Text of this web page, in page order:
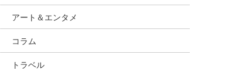
アート＆エンタメ
コラム
トラベル